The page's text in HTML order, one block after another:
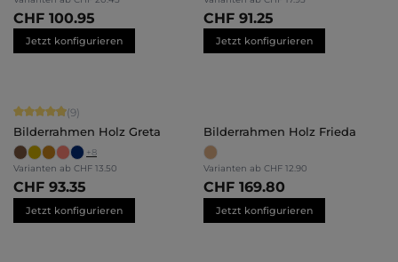
CHF 100.95
Jetzt konfigurieren
CHF 91.25
Jetzt konfigurieren
Durchschnittliche Bewertung von 4.89 von 5 Sternen
(9)
Bilderrahmen Holz Greta
+8
Varianten ab CHF 13.50
CHF 93.35
Jetzt konfigurieren
Bilderrahmen Holz Frieda
Varianten ab CHF 12.90
CHF 169.80
Jetzt konfigurieren